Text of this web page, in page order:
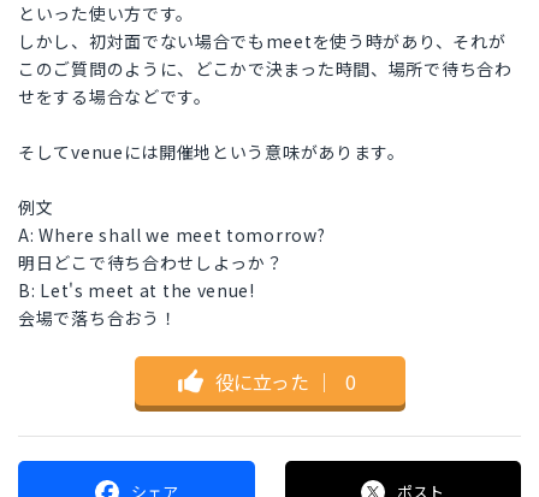
といった使い方です。
しかし、初対面でない場合でもmeetを使う時があり、それが
このご質問のように、どこかで決まった時間、場所で待ち合わ
せをする場合などです。
そしてvenueには開催地という意味があります。
例文
A: Where shall we meet tomorrow?
明日どこで待ち合わせしよっか？
B: Let's meet at the venue!
会場で落ち合おう！
役に立った ｜ 0
シェア ポスト